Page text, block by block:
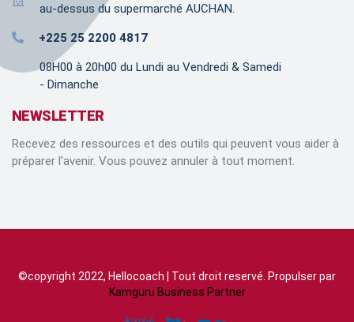
au-dessus du supermarché AUCHAN.
+225 25 2200 4817
08H00 à 20h00 du Lundi au Vendredi & Samedi
- Dimanche
NEWSLETTER
Recevez des ressources et des outils qui peuvent vous aider à
préparer l’avenir. Vous pouvez annuler à tout moment.
©copyright 2022, Hellocoach | Tout droit reservé. Propulser par
Kamguru Business Partner